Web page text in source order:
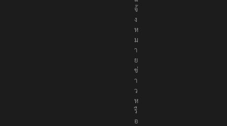
จ้
ง
ห
ม
า
ย
ข่
า
ว
ห
รื
อ